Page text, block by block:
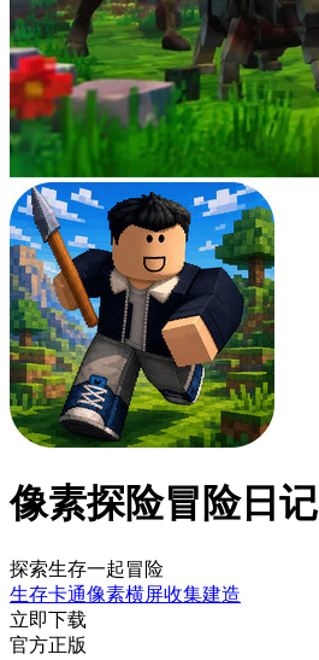
像素探险冒险日记
探索生存一起冒险
生存卡通像素横屏收集建造
立即下载
官方正版